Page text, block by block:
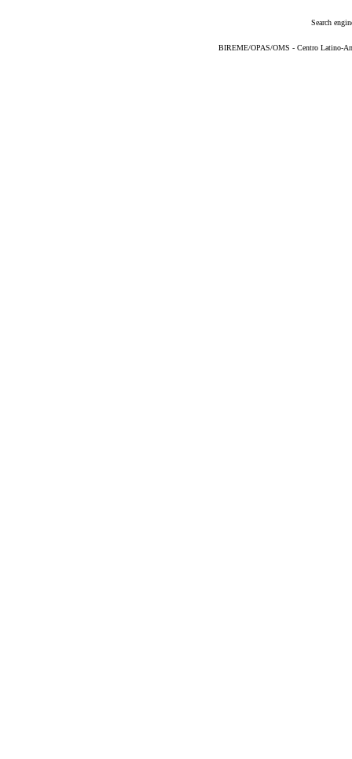
Search
BIREME/OPAS/OMS - Centro Latino-